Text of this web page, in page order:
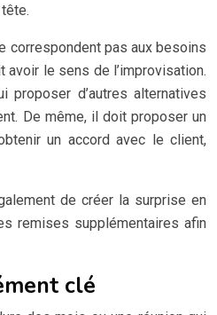
correspondent pas aux besoins
avoir le sens de l’improvisation.
proposer d’autres alternatives
De même, il doit proposer un
un accord avec le client,
de créer la surprise en
remises supplémentaires afin
clé